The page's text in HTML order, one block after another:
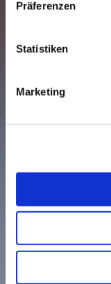
Präferenzen
Statistiken
Marketing